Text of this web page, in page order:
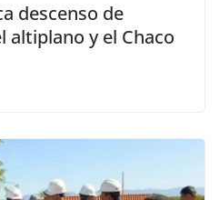
descenso de
y el Chaco